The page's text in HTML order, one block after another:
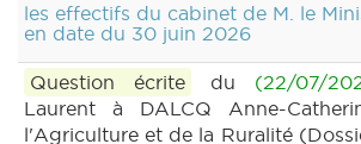
les effectifs du cabinet de M. le
en date du 30 juin 2026
Question écrite du (22/07/
Laurent à DALCQ Anne-
l'Agriculture et de la Ruralité